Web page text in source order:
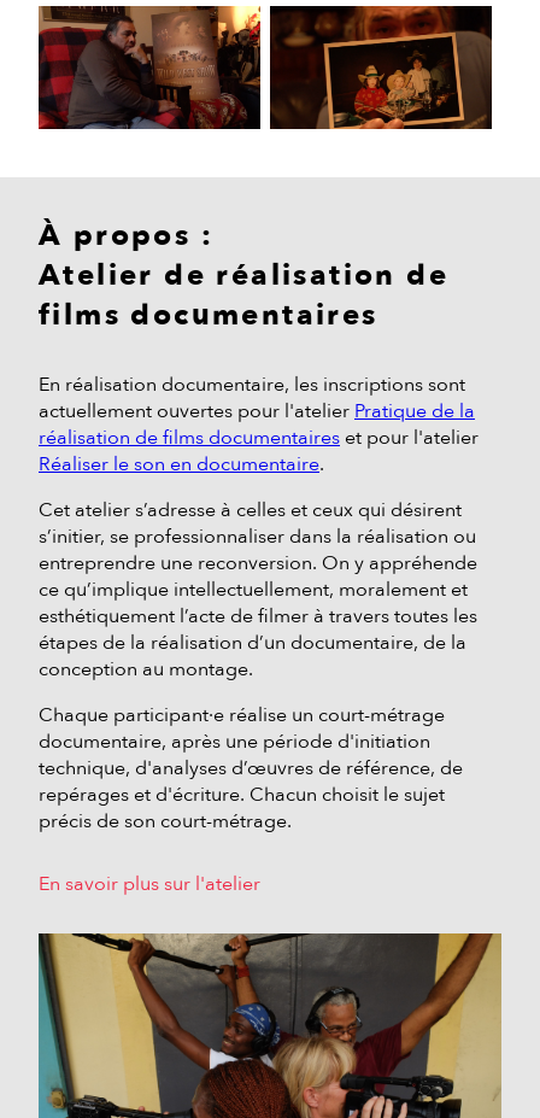
À propos :
Atelier de réalisation de
films documentaires
En réalisation documentaire, les inscriptions sont
actuellement ouvertes pour l'atelier Pratique de la
réalisation de films documentaires et pour l'atelier
Réaliser le son en documentaire.
Cet atelier s’adresse à celles et ceux qui désirent
s’initier, se professionnaliser dans la réalisation ou
entreprendre une reconversion. On y appréhende
ce qu’implique intellectuellement, moralement et
esthétiquement l’acte de filmer à travers toutes les
étapes de la réalisation d’un documentaire, de la
conception au montage.
Chaque participant·e réalise un court-métrage
documentaire, après une période d'initiation
technique, d'analyses d’œuvres de référence, de
repérages et d'écriture. Chacun choisit le sujet
précis de son court-métrage.
En savoir plus sur l'atelier